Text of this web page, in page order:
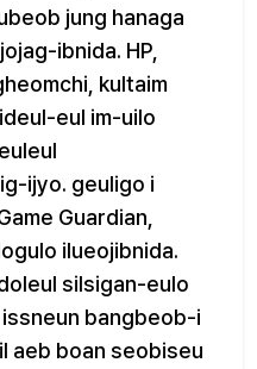
jung hanaga
ibnida. HP,
kultaim
eul im-uilo
ijyo. geuligo i
Guardian,
ilueojibnida.
silsigan-eulo
bangbeob-i
aeb boan seobiseu